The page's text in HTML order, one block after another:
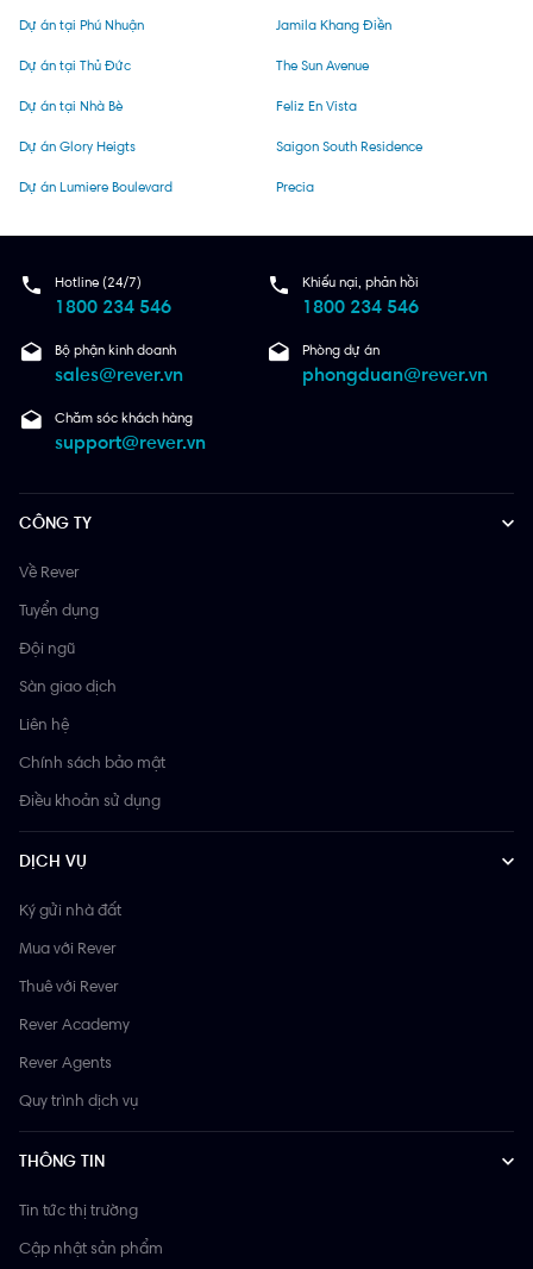
Dự án tại Phú Nhuận
Dự án tại Thủ Đức
Dự án tại Nhà Bè
Dự án Glory Heigts
Dự án Lumiere Boulevard
Jamila Khang Điền
The Sun Avenue
Feliz En Vista
Saigon South Residence
Precia
Hotline (24/7)
1800 234 546
Khiếu nại, phản hồi
1800 234 546
Bộ phận kinh doanh
sales@rever.vn
Phòng dự án
phongduan@rever.vn
Chăm sóc khách hàng
support@rever.vn
CÔNG TY
Về Rever
Tuyển dụng
Đội ngũ
Sàn giao dịch
Liên hệ
Chính sách bảo mật
Điều khoản sử dụng
DỊCH VỤ
Ký gửi nhà đất
Mua với Rever
Thuê với Rever
Rever Academy
Rever Agents
Quy trình dịch vụ
THÔNG TIN
Tin tức thị trường
Cập nhật sản phẩm